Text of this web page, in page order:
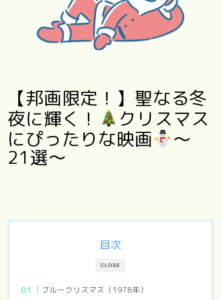
【邦画限定！】聖なる冬
夜に輝く！
クリスマス
にぴったりな映画
～
21選～
CLOSE
目次
ブルークリスマス（1978年）